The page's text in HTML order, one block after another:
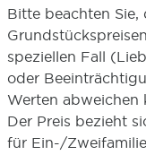
Bitte beachten Sie,
speziellen Fall
oder
Werten abweichen
Der Preis bezieht
für Ein-/